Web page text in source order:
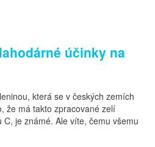
účinky na
která se v českých zemích
že má takto zpracované zelí
je známé. Ale víte, čemu všemu